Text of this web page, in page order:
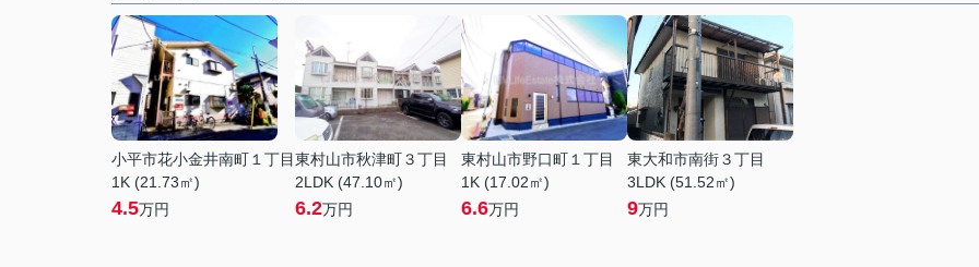
小平市花小金井南町１丁目
1K (21.73㎡)
4.5万円
東村山市秋津町３丁目
2LDK (47.10㎡)
6.2万円
東村山市野口町１丁目
1K (17.02㎡)
6.6万円
東大和市南街３丁目
3LDK (51.52㎡)
9万円